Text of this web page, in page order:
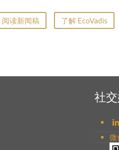
阅读新闻稿 了解 EcoVadis
社
微